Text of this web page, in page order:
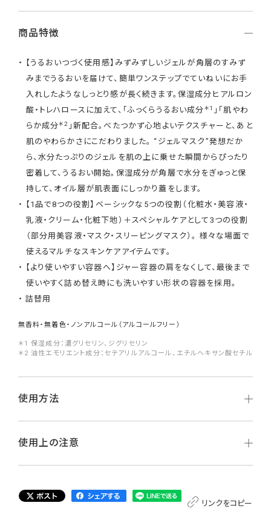
商品特徴
【うるおいつづく使用感】みずみずしいジェルが角層のすみず
みまでうるおいを届けて、簡単ワンステップでていねいにお手
入れしたようなしっとり感が長く続きます。保湿成分ヒアルロン
酸・トレハロースに加えて、「ふっくらうるおい成分＊1
」「肌やわ
らか成分＊2 」新配合。べたつかず心地よいテクスチャーと、あと
肌のやわらかさにこだわりました。 “ジェルマスク”発想だか
ら、水分たっぷりのジェルを肌の上に乗せた瞬間からぴったり
密着して、うるおい開始。保湿成分が角層で水分をぎゅっと保
持して、オイル層が肌表面にしっかり蓋をします。
【1品で8つの役割】ベーシックな5つの役割（化粧水・美容液・
乳液・クリーム・化粧下地）＋スペシャルケアとして3つの役割
（部分用美容液・マスク・スリーピングマスク）。 様々な場面で
使えるマルチなスキンケアアイテムです。
【より使いやすい容器へ】ジャー容器の肩をなくして、最後まで
使いやすく詰め替え時にも洗いやすい形状の容器を採用。
詰替用
無香料・無着色・ノンアルコール（アルコールフリー）
＊1 保湿成分：濃グリセリン、ジグリセリン
＊2 油性エモリエント成分：セテアリルアルコール、エチルヘキサン酸セチル
使用方法
使用上の注意
リンクをコピー